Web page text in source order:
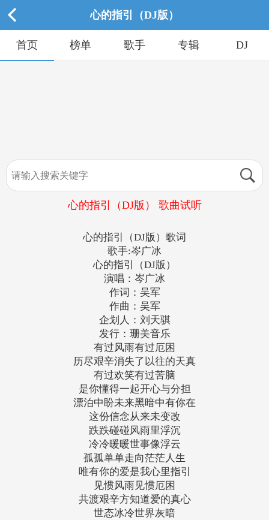
心的指引（DJ版）
首页 榜单 歌手 专辑 DJ
心的指引（DJ版） 歌曲试听
心的指引（DJ版）歌词
歌手:岑广冰
心的指引（DJ版）
演唱：岑广冰
作词：吴军
作曲：吴军
企划人：刘天骐
发行：珊美音乐
有过风雨有过厄困
历尽艰辛消失了以往的天真
有过欢笑有过苦脑
是你懂得一起开心与分担
漂泊中盼未来黑暗中有你在
这份信念从来未变改
跌跌碰碰风雨里浮沉
冷冷暖暖世事像浮云
孤孤单单走向茫茫人生
唯有你的爱是我心里指引
见惯风雨见惯厄困
共渡艰辛方知道爱的真心
世态冰冷世界灰暗